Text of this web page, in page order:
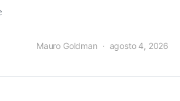
Mauro Goldman agosto 4, 2026